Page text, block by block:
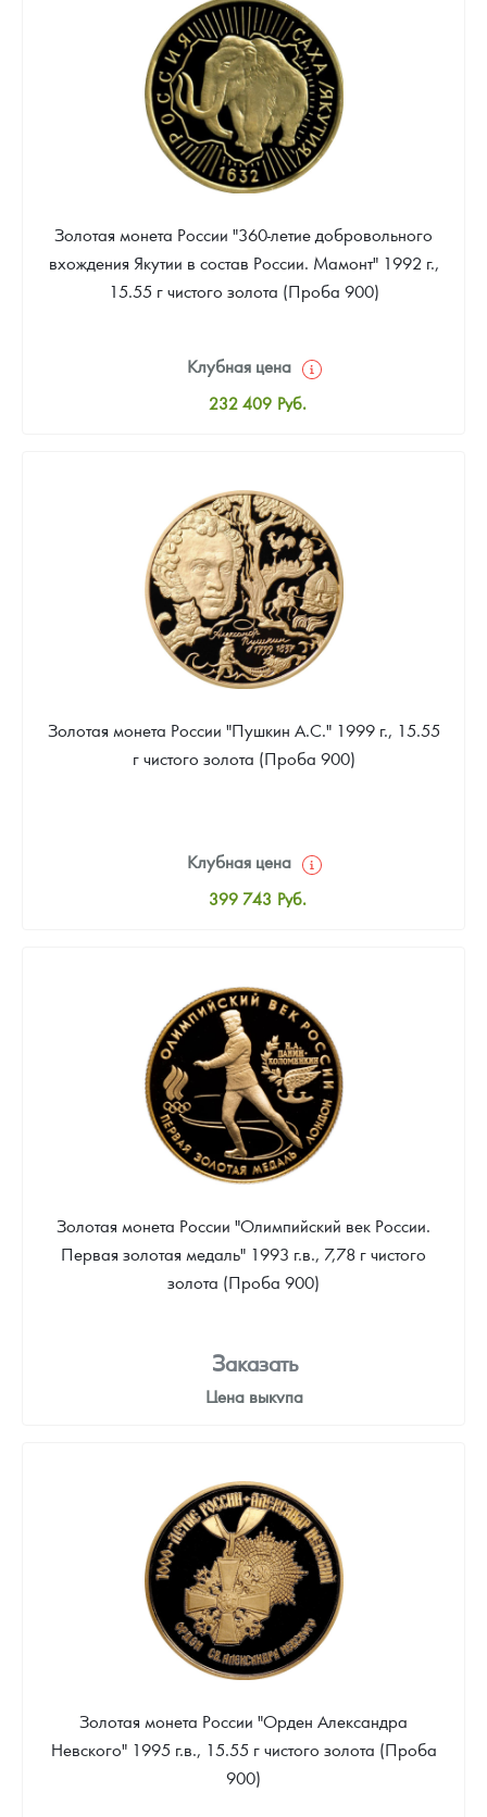
Золотая монета России "360-летие добровольного
вхождения Якутии в состав России. Мамонт" 1992 г.,
15.55 г чистого золота (Проба 900)
Клубная цена
232 409 Руб.
Цена выкупа
167 334 Руб.
Золотая монета России "Пушкин А.С." 1999 г., 15.55
г чистого золота (Проба 900)
Клубная цена
399 743 Руб.
Цена выкупа
Звоните
Золотая монета России "Олимпийский век России.
Первая золотая медаль" 1993 г.в., 7,78 г чистого
золота (Проба 900)
Заказать
Цена выкупа
Золотая монета России "Орден Александра
Невского" 1995 г.в., 15.55 г чистого золота (Проба
900)